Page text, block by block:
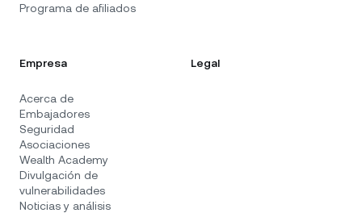
Programa de afiliados
Empresa
Acerca de
Embajadores
Seguridad
Asociaciones
Wealth Academy
Divulgación de
vulnerabilidades
Noticias y análisis
Legal